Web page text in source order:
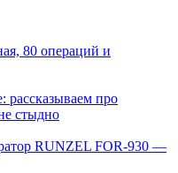
80 операций и
про
стыдно
RUNZEL FOR-930 —